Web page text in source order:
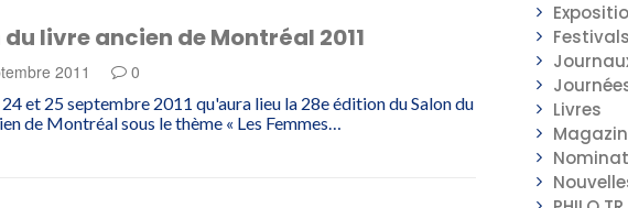
du livre ancien de Montréal 2011
2011 0
et 25 septembre 2011 qu'aura lieu la 28e édition du Salon du
de Montréal sous le thème « Les Femmes…
Festivals
Livres